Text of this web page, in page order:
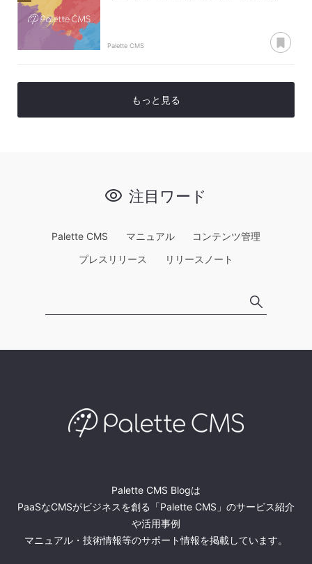
Palette CMS
もっと見る
注目ワード
Palette CMS マニュアル
コンテンツ管理
プレスリリース
リリースノート
Palette CMS Blogは
PaaSなCMSがビジネスを創る「Palette CMS」のサービス紹介
や活用事例
マニュアル・技術情報等のサポート情報を掲載しています。